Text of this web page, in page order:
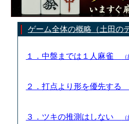
ゲーム全体の概略（土田の
１．中盤までは１人麻雀
２．打点より形を優先する
３．ツキの推測はしない